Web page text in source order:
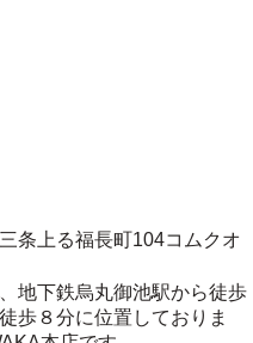
条上る福長町104コムクオ
地下鉄烏丸御池駅から徒歩
歩８分に位置しておりま